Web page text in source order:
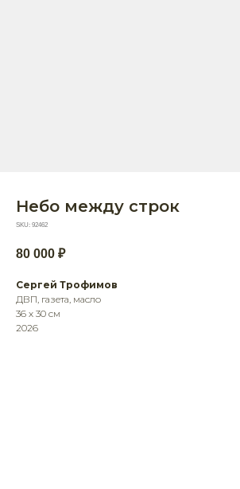
Небо между строк
SKU: 92462
80 000 ₽
Сергей Трофимов
ДВП, газета, масло
36 х 30 см
2026